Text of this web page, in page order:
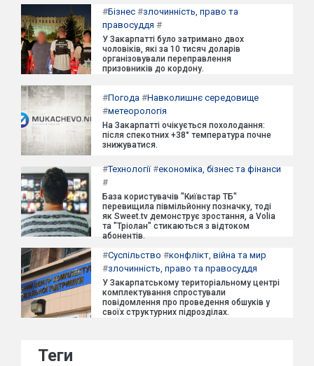
#Бізнес #злочинність, право та
правосуддя #
У Закарпатті було затримано двох
чоловіків, які за 10 тисяч доларів
організовували переправлення
призовників до кордону.
#Погода #Навколишнє середовище
#метеорологія
На Закарпатті очікується похолодання:
після спекотних +38° температура почне
знижуватися.
#Технології#економіка, бізнес та фінанси
#
База користувачів "Київстар ТБ"
перевищила півмільйонну позначку, тоді
як Sweet.tv демонструє зростання, а Volia
та "Тріолан" стикаються з відтоком
абонентів.
#Суспільство #конфлікт, війна та мир
#злочинність, право та правосуддя
У Закарпатському територіальному центрі
комплектування спростували
повідомлення про проведення обшуків у
своїх структурних підрозділах.
Теги